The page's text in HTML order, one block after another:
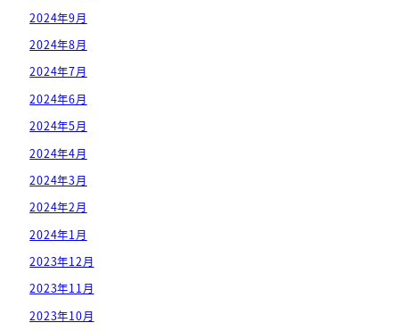
2024年9月
2024年8月
2024年7月
2024年6月
2024年5月
2024年4月
2024年3月
2024年2月
2024年1月
2023年12月
2023年11月
2023年10月